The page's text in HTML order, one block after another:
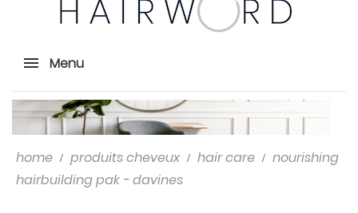
Menu
home produits cheveux hair care
nourishing
hairbuilding pak - davines